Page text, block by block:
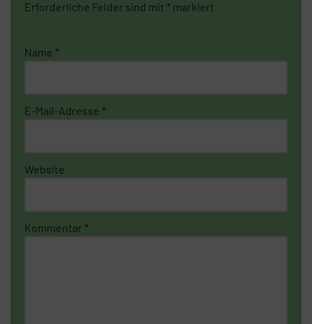
Erforderliche Felder sind mit * markiert
Name *
E-Mail-Adresse *
Website
Kommentar *